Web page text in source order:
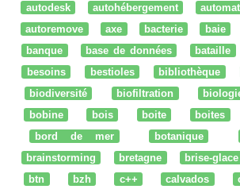
autodesk
autohébergement
autoremove
axe bacterie baie
banque
base de données bataille
besoins
bestioles bibliothèque
biodiversité
biofiltration
bobine
bois boite boites
bord de mer
botanique
brainstorming
bretagne brise-glace
btn
bzh c++ calvados